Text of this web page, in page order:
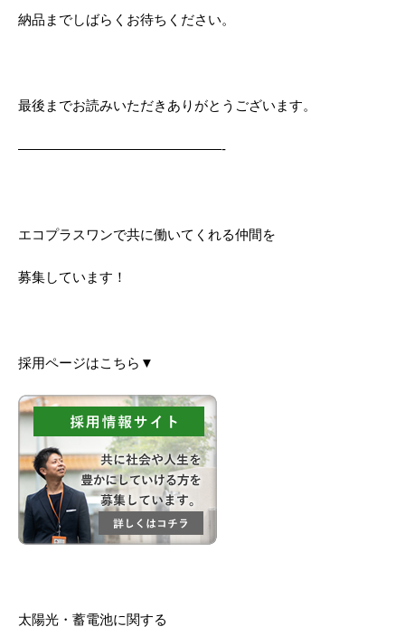
納品までしばらくお待ちください。
最後までお読みいただきありがとうございます。
———————————————-
エコプラスワンで共に働いてくれる仲間を
募集しています！
採用ページはこちら▼
太陽光・蓄電池に関する